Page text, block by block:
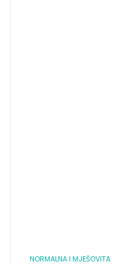
NORMALNA I MJEŠOVITA